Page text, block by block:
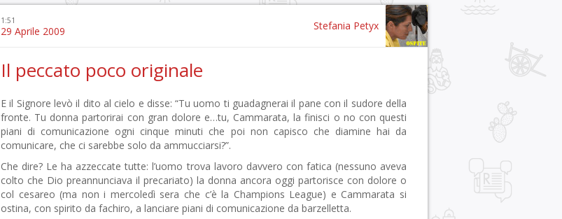
1:51
29 Aprile 2009 Stefania Petyx
Il peccato poco originale
E il Signore levò il dito al cielo e disse: “Tu uomo ti guadagnerai il pane con il sudore della
fronte. Tu donna partorirai con gran dolore e…tu, Cammarata, la finisci o no con questi
piani di comunicazione ogni cinque minuti che poi non capisco che diamine hai da
comunicare, che ci sarebbe solo da ammucciarsi?”.
Che dire? Le ha azzeccate tutte: l’uomo trova lavoro davvero con fatica (nessuno aveva
colto che Dio preannunciava il precariato) la donna ancora oggi partorisce con dolore o
col cesareo (ma non i mercoledì sera che c’è la Champions League) e Cammarata si
ostina, con spirito da fachiro, a lanciare piani di comunicazione da barzelletta.